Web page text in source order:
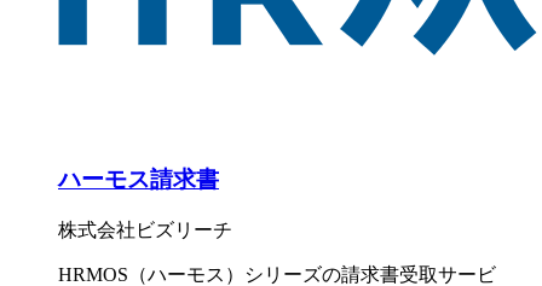
ハーモス請求書
株式会社ビズリーチ
HRMOS（ハーモス）シリーズの請求書受取サービ